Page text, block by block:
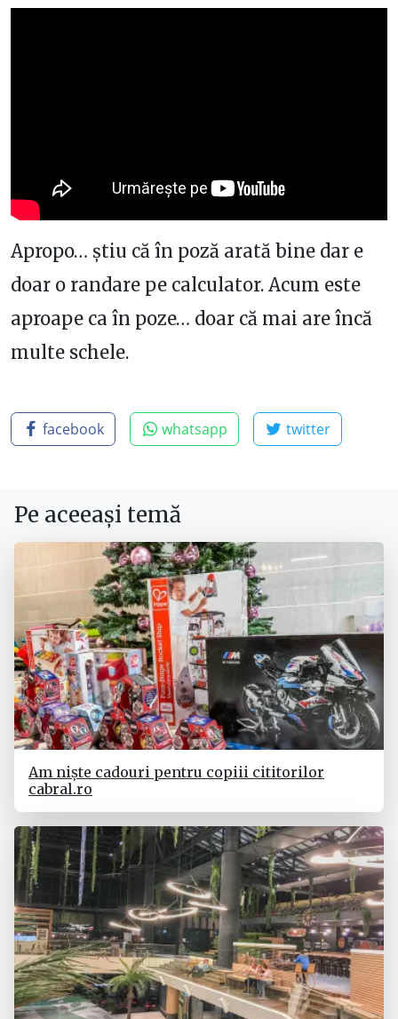
Apropo… știu că în poză arată bine dar e
doar o randare pe calculator. Acum este
aproape ca în poze… doar că mai are încă
multe schele.
facebook whatsapp twitter
Pe aceeași temă
Am niște cadouri pentru copiii cititorilor
cabral.ro